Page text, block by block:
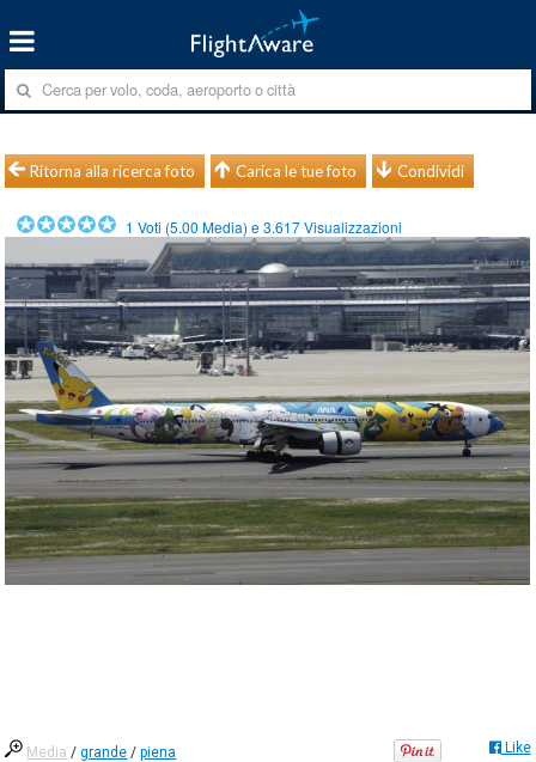
Ritorna alla ricerca foto Carica le tue foto Condividi
1 Voti (5.00 Media) e3.617Visualizzazioni
Media /grande /piena Like